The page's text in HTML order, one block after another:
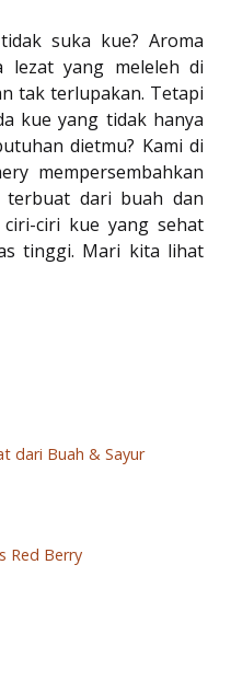
suka kue? Aroma
lezat yang meleleh di
tak terlupakan. Tetapi
kue yang tidak hanya
dietmu? Kami di
mempersembahkan
terbuat dari buah dan
ciri kue yang sehat
tinggi. Mari kita lihat
dari Buah & Sayur
Red Berry